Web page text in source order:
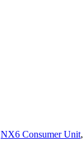
NX6 Consumer Unit,